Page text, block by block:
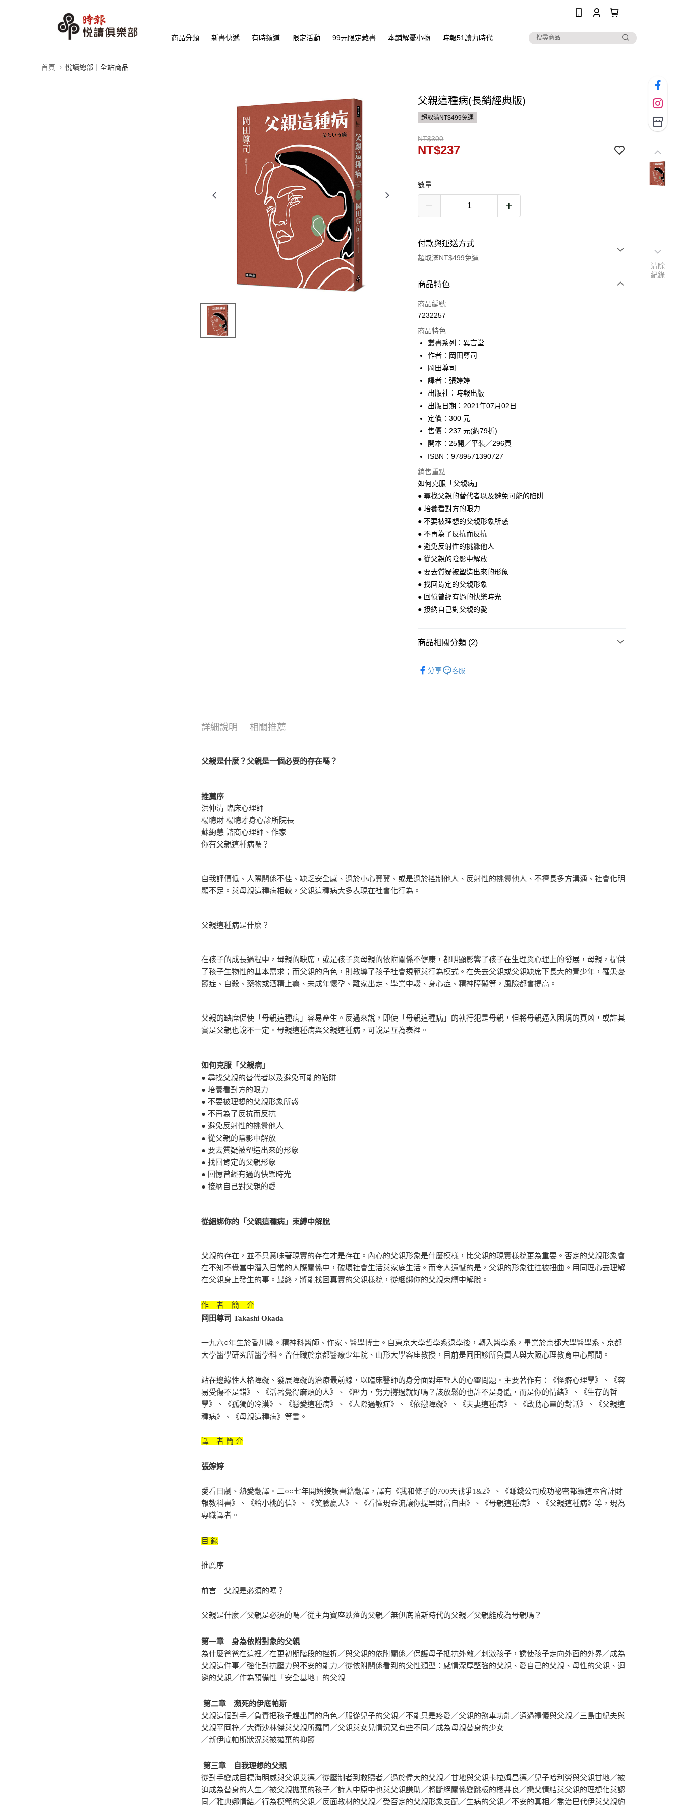
商品分類 新書快遞 有時頻道 限定活動 99元限定藏書 本鋪解憂小物 時報51讀力時代
首頁 悅讀總部｜全站商品
父親這種病(長銷經典版)
超取滿NT$499免運
NT$300
NT$237
數量
付款與運送方式
超取滿NT$499免運
付款方式
信用卡一次付款
運送方式
付款後全家取貨
每筆NT$60，滿NT$499(含以上)免運費
付款後7-11取貨
每筆NT$60，滿NT$499(含以上)免運費
宅配
商品特色
商品編號
7232257
商品特色
叢書系列：異言堂
作者：岡田尊司
岡田尊司
譯者：張婷婷
出版社：時報出版
出版日期：2021年07月02日
定價：300 元
售價：237 元(約79折)
開本：25開／平裝／296頁
ISBN：9789571390727
銷售重點
如何克服「父親病」
● 尋找父親的替代者以及避免可能的陷阱
● 培養看對方的眼力
● 不要被理想的父親形象所惑
● 不再為了反抗而反抗
● 避免反射性的挑釁他人
● 從父親的陰影中解放
● 要去質疑被塑造出來的形象
● 找回肯定的父親形象
● 回憶曾經有過的快樂時光
● 接納自己對父親的愛
商品相關分類 (2)
分享 客服
詳細說明 相關推薦
父親是什麼？父親是一個必要的存在嗎？
推薦序
洪仲清 臨床心理師
楊聰財 楊聰才身心診所院長
蘇絢慧 諮商心理師、作家
你有父親這種病嗎？
自我評價低、人際關係不佳、缺乏安全感、過於小心翼翼、或是過於控制他人、反射性的挑釁他人、不擅長多方溝通、社會化明
顯不足。與母親這種病相較，父親這種病大多表現在社會化行為。
父親這種病是什麼？
在孩子的成長過程中，母親的缺席，或是孩子與母親的依附關係不健康，都明顯影響了孩子在生理與心理上的發展，母親，提供
了孩子生物性的基本需求；而父親的角色，則教導了孩子社會規範與行為模式。在失去父親或父親缺席下長大的青少年，罹患憂
鬱症、自殺、藥物或酒精上癮、未成年懷孕、離家出走、學業中輟、身心症、精神障礙等，風險都會提高。
父親的缺席促使「母親這種病」容易產生。反過來說，即使「母親這種病」的執行犯是母親，但將母親逼入困境的真凶，或許其
實是父親也說不一定。母親這種病與父親這種病，可說是互為表裡。
如何克服「父親病」
● 尋找父親的替代者以及避免可能的陷阱
● 培養看對方的眼力
● 不要被理想的父親形象所惑
● 不再為了反抗而反抗
● 避免反射性的挑釁他人
● 從父親的陰影中解放
● 要去質疑被塑造出來的形象
● 找回肯定的父親形象
● 回憶曾經有過的快樂時光
● 接納自己對父親的愛
從綑綁你的「父親這種病」束縛中解脫
父親的存在，並不只意味著現實的存在才是存在。內心的父親形象是什麼模樣，比父親的現實樣貌更為重要。否定的父親形象會
在不知不覺當中潛入日常的人際關係中，破壞社會生活與家庭生活。而令人遺憾的是，父親的形象往往被扭曲。用同理心去理解
在父親身上發生的事。最終，將能找回真實的父親樣貌，從綑綁你的父親束縛中解脫。
作 者 簡 介
岡田尊司 Takashi Okada
一九六○年生於香川縣。精神科醫師、作家、醫學博士。自東京大學哲學系退學後，轉入醫學系，畢業於京都大學醫學系、京都
大學醫學研究所醫學科。曾任職於京都醫療少年院、山形大學客座教授，目前是岡田診所負責人與大阪心理教育中心顧問。
站在邊緣性人格障礙、發展障礙的治療最前線，以臨床醫師的身分面對年輕人的心靈問題。主要著作有：《怪癖心理學》、《容
易受傷不是錯》、《活著覺得麻煩的人》、《壓力，努力撐過就好嗎？該放鬆的也許不是身體，而是你的情緒》、《生存的哲
學》、《孤獨的冷漠》、《戀愛這種病》、《人際過敏症》、《依戀障礙》、《夫妻這種病》、《啟動心靈的對話》、《父親這
種病》、《母親這種病》等書。
譯 者 簡 介
張婷婷
愛看日劇、熱愛翻譯。二○○七年開始接觸書籍翻譯，譯有《我和條子的700天戰爭1&2》、《賺錢公司成功祕密都靠這本會計財
報教科書》、《給小桃的信》、《笑臉贏人》、《看懂現金流讓你提早財富自由》、《母親這種病》、《父親這種病》等，現為
專職譯者。
目 錄
推薦序
前言 父親是必須的嗎？
父親是什麼／父親是必須的嗎／從主角寶座跌落的父親／無伊底帕斯時代的父親／父親能成為母親嗎？
第一章 身為依附對象的父親
為什麼爸爸在這裡／在更初期階段的挫折／與父親的依附關係／保護母子抵抗外敵／刺激孩子，誘使孩子走向外面的外界／成為
父親這件事／強化對抗壓力與不安的能力／從依附關係看到的父性類型：感情深厚堅強的父親、愛自己的父親、母性的父親、迴
避的父親／作為預備性「安全基地」的父親
第二章 瀕死的伊底帕斯
父親這個對手／負責把孩子趕出門的角色／服從兒子的父親／不能只是疼愛／父親的煞車功能／通過禮儀與父親／三島由紀夫與
父親平岡梓／大衛沙林傑與父親所羅門／父親與女兒情況又有些不同／成為母親替身的少女
／新伊底帕斯狀況與被拋棄的抑鬱
第三章 自我理想的父親
從對手變成目標海明威與父親艾德／從壓制者到救贖者／過於偉大的父親／甘地與父親卡拉姆昌德／兒子哈利勞與父親甘地／被
迫成為替身的人生／被父親拋棄的孩子／詩人中原中也與父親謙助／將斷絕關係變跳板的櫻井良／戀父情結與父親的理想化與認
同／雅典娜情結／行為模範的父親／反面教材的父親／受否定的父親形象支配／生病的父親／不安的真相／喬治巴代伊與父親約
清除
紀錄